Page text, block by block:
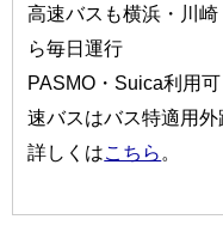
高速バスも横浜・川
ら毎日運行
PASMO・Suica利用
速バスはバス特適用外
詳しくはこちら 。